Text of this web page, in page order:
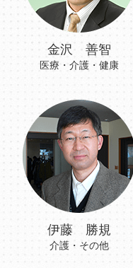
金沢 善智
医療・介護・健康
伊藤 勝規
介護・その他